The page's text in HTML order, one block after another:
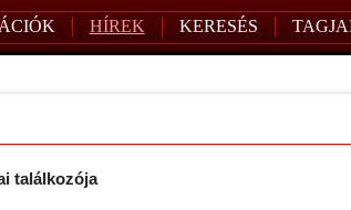
HÍREK KERESÉS
találkozója